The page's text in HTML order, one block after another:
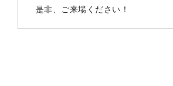
是非、ご来場ください！